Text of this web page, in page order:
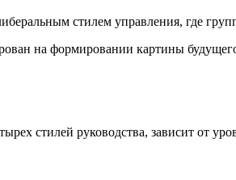
стилем управления, где
на формировании картины
стилей руководства, зависит от